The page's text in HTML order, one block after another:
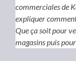
commerciales de
expliquer
Que ça soit pour
magasins puis